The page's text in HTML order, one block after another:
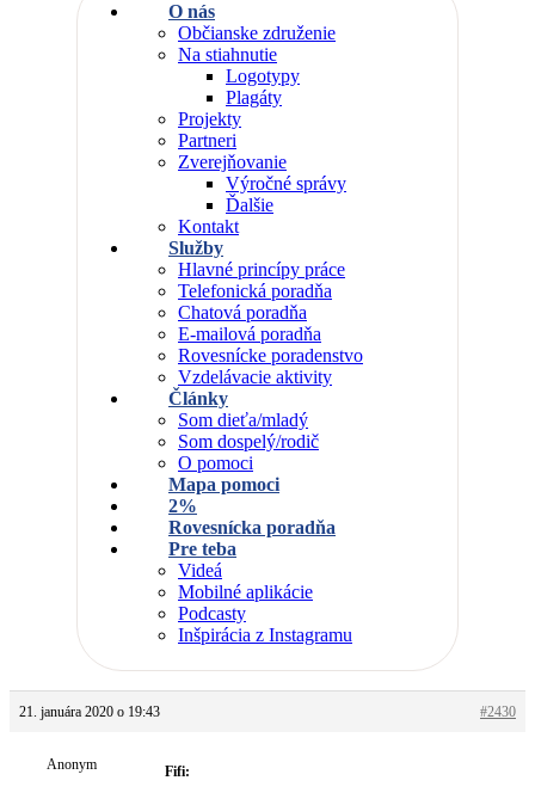
O nás
Občianske združenie
Na stiahnutie
Logotypy
Plagáty
Projekty
Partneri
Zverejňovanie
Výročné správy
Ďalšie
Kontakt
Služby
Hlavné princípy práce
Telefonická poradňa
Chatová poradňa
E-mailová poradňa
Rovesnícke poradenstvo
Vzdelávacie aktivity
Články
Som dieťa/mladý
Som dospelý/rodič
O pomoci
Mapa pomoci
2%
Rovesnícka poradňa
Pre teba
Videá
Mobilné aplikácie
Podcasty
Inšpirácia z Instagramu
21. januára 2020 o 19:43 #2430
Anonym Fifi: